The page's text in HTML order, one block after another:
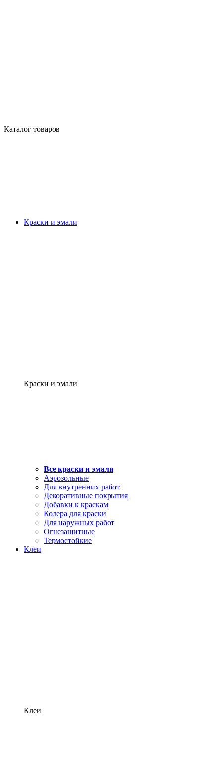
Каталог товаров
Краски и эмали
Краски и эмали
Все краски и эмали
Аэрозольные
Для внутренних работ
Декоративные покрытия
Добавки к краскам
Колера для краски
Для наружных работ
Огнезащитные
Термостойкие
Клеи
Клеи